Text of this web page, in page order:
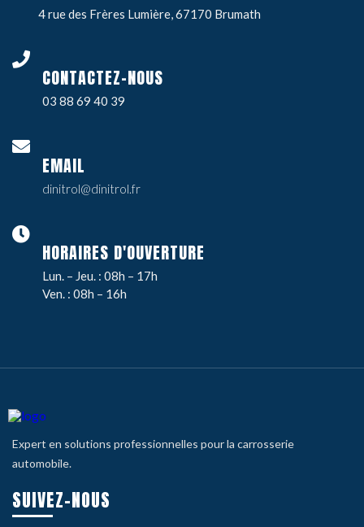
4 rue des Frères Lumière, 67170 Brumath
CONTACTEZ-NOUS
03 88 69 40 39
EMAIL
dinitrol@dinitrol.fr
HORAIRES D'OUVERTURE
Lun. – Jeu. : 08h – 17h
Ven. : 08h – 16h
Expert en solutions professionnelles pour la carrosserie
automobile.
SUIVEZ-NOUS